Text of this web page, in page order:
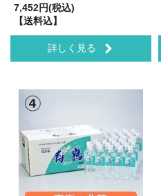
7,452円(税込)
【送料込】
詳しく見る